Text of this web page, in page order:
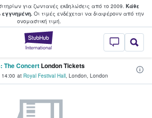
για ζωντανές εκδηλώσεις από το 2009. Κάθε
εγγυημένη.Οι τιμές ενδέχεται να διαφέρουν από την
oνομαστική τιμή.
StubHub - Όπου
και πουλούν
The Concert London Tickets
14:00 at Royal Festival Hall, London, London